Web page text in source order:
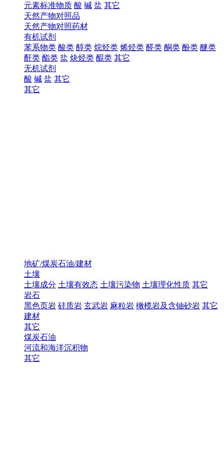
元素标准物质 酸 碱 盐 其它
天然产物对照品
天然产物对照药材
有机试剂
苯系物类 酸类 醇类 烷烃类 烯烃类 醛类 酮类 酚类 醚类
酐类 酯类 盐 炔烃类 醌类 其它
无机试剂
酸 碱 盐 其它
其它
地矿/煤炭石油/建材
土壤
土壤成分 土壤有效态 土壤污染物 土壤理化性质 其它
岩石
黑色页岩 硅质岩 玄武岩 麻粒岩 橄榄岩及含铀砂岩 其它
建材
其它
煤炭石油
河流和海洋沉积物
其它